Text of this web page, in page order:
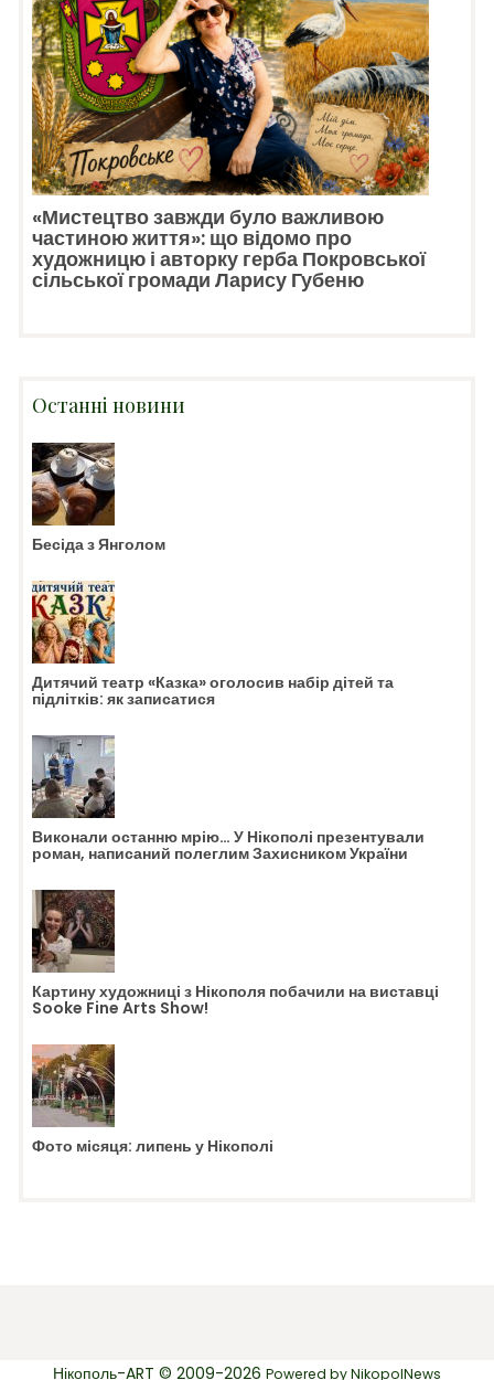
«Мистецтво завжди було важливою
частиною життя»: що відомо про
художницю і авторку герба Покровської
сільської громади Ларису Губеню
Останні новини
Бесіда з Янголом
Дитячий театр «Казка» оголосив набір дітей та
підлітків: як записатися
Виконали останню мрію… У Нікополі презентували
роман, написаний полеглим Захисником України
Картину художниці з Нікополя побачили на виставці
Sooke Fine Arts Show!
Фото місяця: липень у Нікополі
Нікополь-ART © 2009-2026 Powered byNikopolNews